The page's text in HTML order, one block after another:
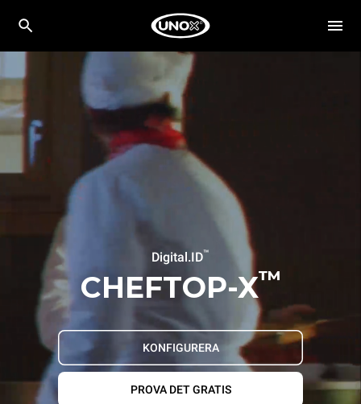
Digital.ID™
CHEFTOP-X™
KONFIGURERA
PROVA DET GRATIS